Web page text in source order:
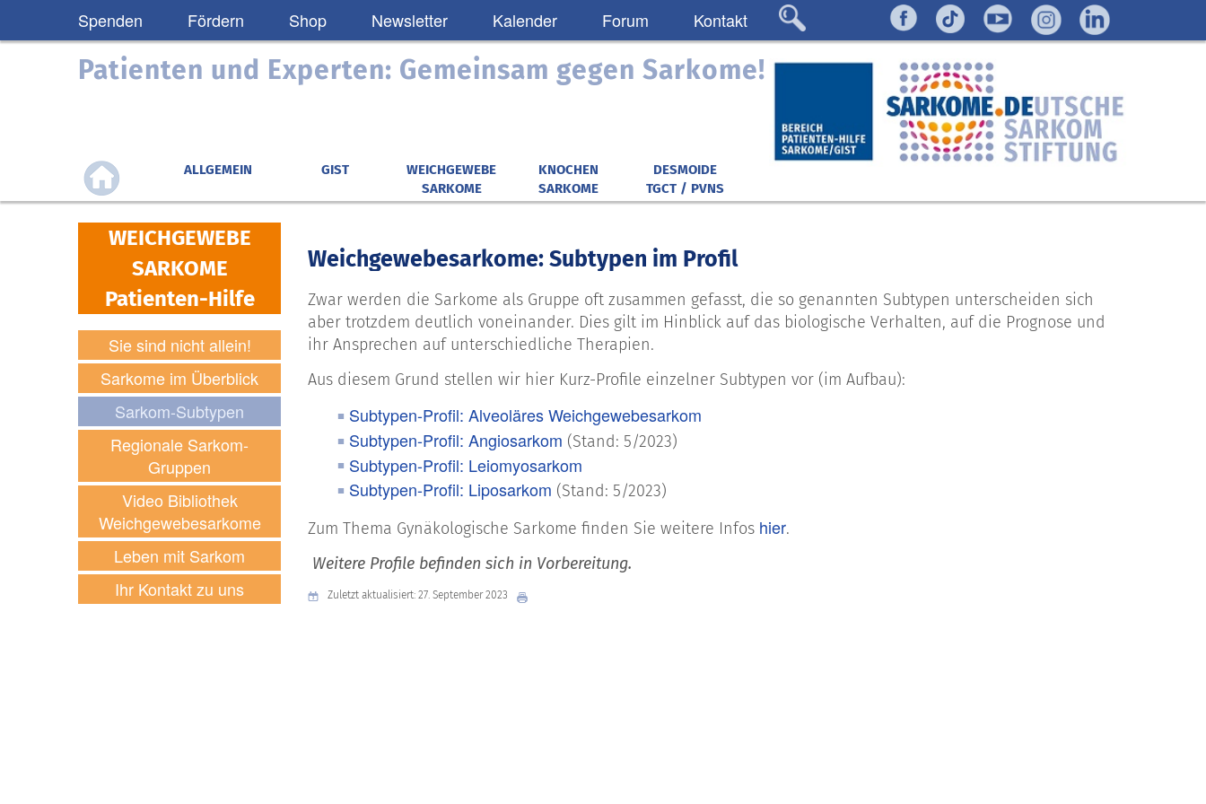
Spenden Fördern Shop Newsletter Kalender Forum Kontakt
Patienten und Experten: Gemeinsam gegen Sarkome!
ALLGEMEIN GIST
WEICHGEWEBE
SARKOME
KNOCHEN
SARKOME
DESMOIDE
TGCT / PVNS
WEICHGEWEBE
SARKOME
Patienten-Hilfe
Sie sind nicht allein!
Sarkome im Überblick
Sarkom-Subtypen
Regionale Sarkom-
Gruppen
Video Bibliothek
Weichgewebesarkome
Leben mit Sarkom
Ihr Kontakt zu uns
Weichgewebesarkome: Subtypen im Profil
Zwar werden die Sarkome als Gruppe oft zusammen gefasst, die so genannten Subtypen unterscheiden sich
aber trotzdem deutlich voneinander. Dies gilt im Hinblick auf das biologische Verhalten, auf die Prognose und
ihr Ansprechen auf unterschiedliche Therapien.
Aus diesem Grund stellen wir hier Kurz-Profile einzelner Subtypen vor (im Aufbau):
Subtypen-Profil: Alveoläres Weichgewebesarkom
Subtypen-Profil: Angiosarkom (Stand: 5/2023)
Subtypen-Profil: Leiomyosarkom
Subtypen-Profil: Liposarkom (Stand: 5/2023)
Zum Thema Gynäkologische Sarkome finden Sie weitere Infos hier.
Weitere Profile befinden sich in Vorbereitung.
Zuletzt aktualisiert: 27. September 2023